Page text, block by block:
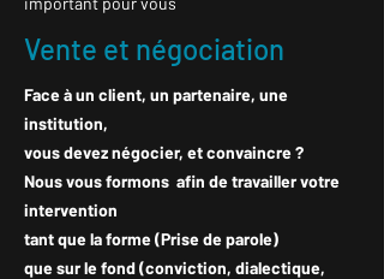
Vente et négociation
Face à un client, un partenaire, une
institution,
vous devez négocier, et convaincre ?
Nous vous formons afin de travailler votre
intervention
tant que la forme (Prise de parole)
que sur le fond (conviction, dialectique,